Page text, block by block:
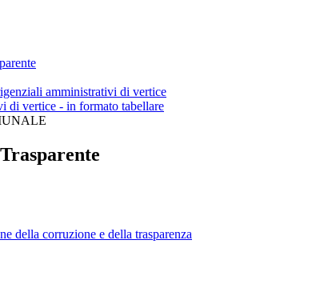
amministrativi di vertice
di vertice - in formato tabellare
della corruzione e della trasparenza